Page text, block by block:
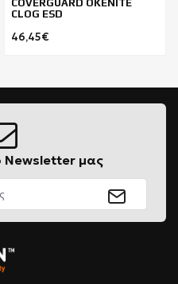
COVERGUARD OKENITE
CLOG ESD
46,45€
Newsletter μας